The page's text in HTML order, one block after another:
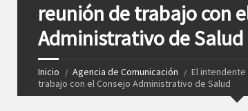
reunión de trabajo con
Administrativo de Salud
Inicio Agencia de Comunicación
El
trabajo con el Consejo Administrativo de Salud